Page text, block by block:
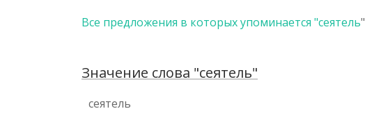
Все предложения в которых упоминается "сеятель"
Значение слова "сеятель"
сеятель